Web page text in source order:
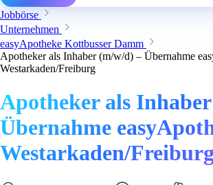
Jobbörse
Unternehmen
easyApotheke Kottbusser Damm
Apotheker als Inhaber (m/w/d) – Übernahme
Westarkaden/Freiburg
Apotheker als
Übernahme
Westarkaden/